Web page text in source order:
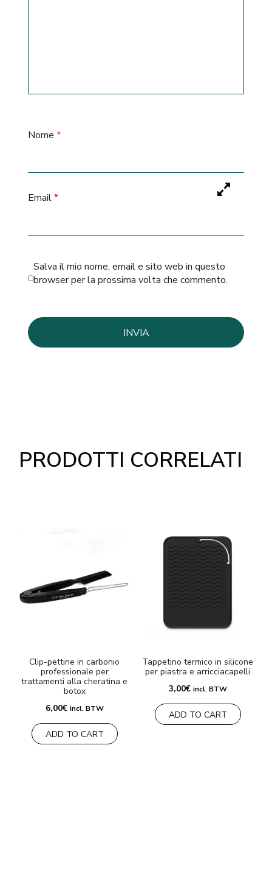
Nome *
Email*
Salva il mio nome, email e sito web in questo
browser per la prossima volta che commento.
PRODOTTI CORRELATI
Clip-pettine in carbonio
professionale per
trattamenti alla cheratina e
botox
6,00€ incl. BTW
ADD TO CART
Tappetino termico in silicone
per piastra e arricciacapelli
3,00€ incl. BTW
ADD TO CART